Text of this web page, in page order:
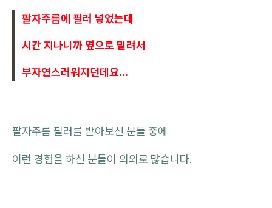
팔자주름에 필러 넣었는데
시간 지나니까 옆으로 밀려서
부자연스러워지던데요...
팔자주름 필러를 받아보신 분들 중에
이런 경험을 하신 분들이 의외로 많습니다.